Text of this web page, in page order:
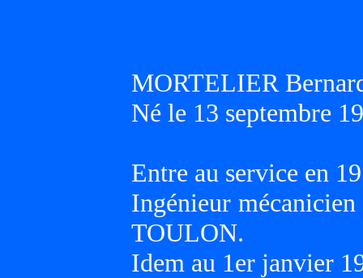
MORTELIER
Né le 13 septembre
Entre au service en
Ingénieur
TOULON.
Idem au 1er janvier